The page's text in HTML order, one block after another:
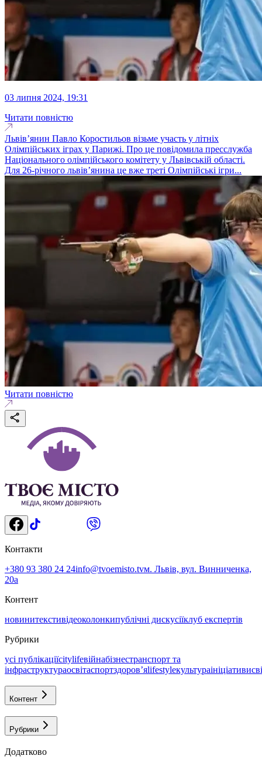
03 липня 2024, 19:31
Читати повністю
Львів’янин Павло Коростильов візьме участь у літніх
Олімпійських іграх у Парижі. Про це повідомила пресслужба
Національного олімпійського комітету у Львівській області.
Для 26-річного львів’янина це вже треті Олімпійські ігри...
Читати повністю
Контакти
+380 93 380 24 24info@tvoemisto.tvм. Львів, вул. Винниченка,
20а
Контент
новинитекстивідеоколонкипублічні дискусіїклуб експертів
Рубрики
усі публікаціїcitylifeвійнабізнестранспорт та
інфраструктураосвітаспортздоровʼяlifestyleкультураініціативи
Контент
Рубрики
Додатково